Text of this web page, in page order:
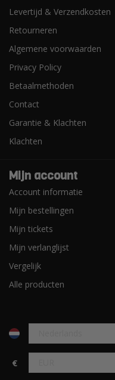
Levertijd & Verzendkosten
Retourneren
Algemene voorwaarden
Privacy Policy
Betaalmethoden
Contact
Garantie & Klachten
Klachten
Mijn account
Account informatie
Mijn bestellingen
Mijn tickets
Mijn verlanglijst
Vergelijk
Alle producten
€